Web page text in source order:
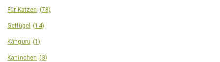
auf
der
gewählt
Für Katzen (78)
Geflügel (14)
Känguru (1)
Kaninchen (3)